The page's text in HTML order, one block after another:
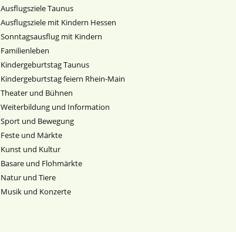
Ausflugsziele Taunus
Ausflugsziele mit Kindern Hessen
Sonntagsausflug mit Kindern
Familienleben
Kindergeburtstag Taunus
Kindergeburtstag feiern Rhein-Main
Theater und Bühnen
Weiterbildung und Information
Sport und Bewegung
Feste und Märkte
Kunst und Kultur
Basare und Flohmärkte
Natur und Tiere
Musik und Konzerte